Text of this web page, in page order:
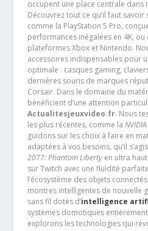
occupent une place centrale
Découvrez tout ce qu’il faut
comme la PlayStation 5 Pro,
performances inégalées en 4K, ou
plateformes Xbox et Nintendo.
accessoires indispensables pour
optimale : casques gaming,
dernières souris de marques
Corsair. Dans le domaine du
bénéficient d’une attention
Actualitesjeuxvideo.fr. Nous
les plus récentes, comme la
guidons sur les choix à faire en
adaptées à vos besoins, qu’il
2077: Phantom Libertyen ultra
sur Twitch avec une fluidité
l’écosystème des objets
montres intelligentes de nouvelle
sans fil dotés d’intelligence
systèmes domotiques
explorons les technologies qui